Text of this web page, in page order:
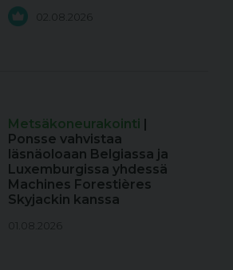
02.08.2026
Metsäkoneurakointi
Ponsse vahvistaa
läsnäoloaan Belgiassa ja
Luxemburgissa yhdessä
Machines Forestières
Skyjackin kanssa
01.08.2026